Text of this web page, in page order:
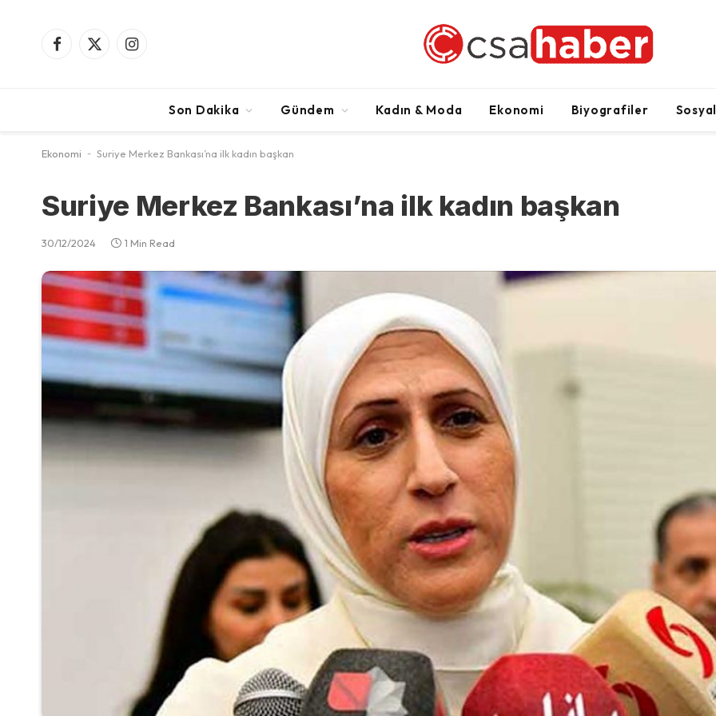
Facebook
X
Instagram
Son Dakika Gündem Kadın & Moda Ekonomi Biyografiler
Ekonomi - Suriye Merkez Bankası’na ilk kadın başkan
Suriye Merkez Bankası’na ilk kadın başkan
30/12/2024 1 Min Read